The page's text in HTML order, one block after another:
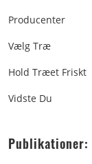
Producenter
Vælg Træ
Hold Træet Friskt
Vidste Du
Publikationer: